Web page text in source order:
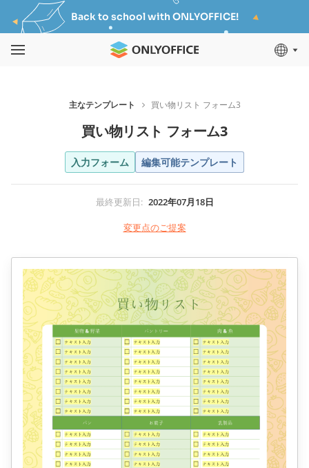
Back to school with ONLYOFFICE!
主なテンプレート 買い物リスト フォーム3
買い物リスト フォーム3
入力フォーム 編集可能テンプレート
最終更新日: 2022年07月18日
変更点のご提案